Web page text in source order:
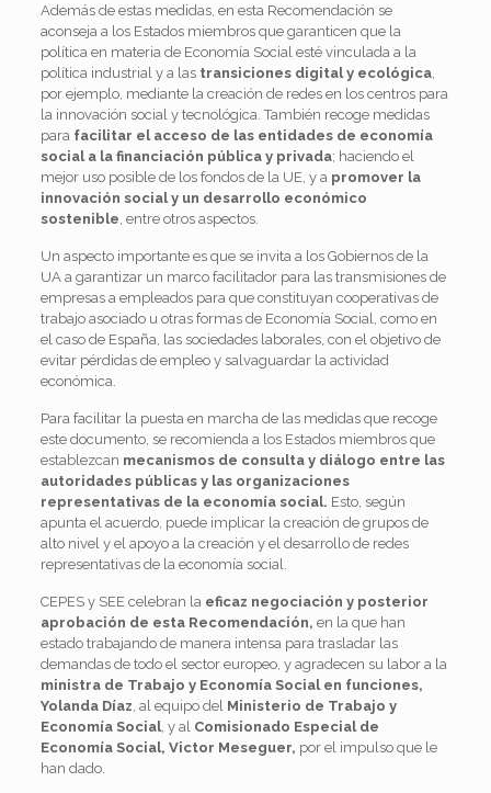
Además de estas medidas, en esta Recomendación se
aconseja a los Estados miembros que garanticen que la
política en materia de Economía Social esté vinculada a la
política industrial y a las transiciones digital y ecológica,
por ejemplo, mediante la creación de redes en los centros para
la innovación social y tecnológica. También recoge medidas
para facilitar el acceso de las entidades de economía
social a la financiación pública y privada; haciendo el
mejor uso posible de los fondos de la UE, y a promover la
innovación social y un desarrollo económico
sostenible , entre otros aspectos.
Un aspecto importante es que se invita a los Gobiernos de la
UA a garantizar un marco facilitador para las transmisiones de
empresas a empleados para que constituyan cooperativas de
trabajo asociado u otras formas de Economía Social, como en
el caso de España, las sociedades laborales, con el objetivo de
evitar pérdidas de empleo y salvaguardar la actividad
económica.
Para facilitar la puesta en marcha de las medidas que recoge
este documento, se recomienda a los Estados miembros que
establezcan mecanismos de consulta y diálogo entre las
autoridades públicas y las organizaciones
representativas de la economía social. Esto, según
apunta el acuerdo, puede implicar la creación de grupos de
alto nivel y el apoyo a la creación y el desarrollo de redes
representativas de la economía social.
CEPES y SEE celebran la eficaz negociación y posterior
aprobación de esta Recomendación, en la que han
estado trabajando de manera intensa para trasladar las
demandas de todo el sector europeo, y agradecen su labor a la
ministra de Trabajo y Economía Social en funciones,
Yolanda Díaz , al equipo del Ministerio de Trabajo y
Economía Social, y al Comisionado Especial de
Economía Social, Victor Meseguer, por el impulso que le
han dado.